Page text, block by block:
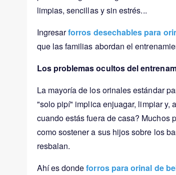
limpias, sencillas y sin estrés...
Ingresarforros desechables para
que las familias abordan el
Los problemas ocultos del
La mayoría de los orinales estándar
"solo pipí" implica enjuagar, limpiar y,
cuando estás fuera de casa? Muchos
como sostener a sus hijos sobre los
resbalan.
Ahí es dondeforros para orinal de